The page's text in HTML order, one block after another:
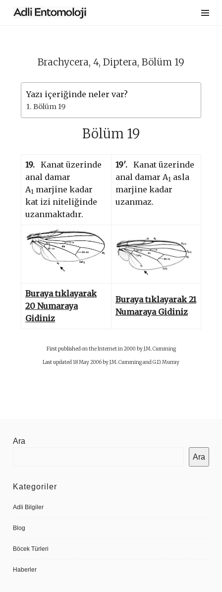
Brachycera, 4, Diptera, Bölüm 19
Yazı içeriğinde neler var?
Bölüm 19
Bölüm 19
19. Kanat üzerinde
anal damar
A1 marjine kadar
kat izi niteliğinde
uzanmaktadır.
19′. Kanat üzerinde
anal damar A1 asla
marjine kadar
uzanmaz.
Buraya tıklayarak
20 Numaraya
Gidiniz
Buraya tıklayarak 21
Numaraya Gidiniz
First published on the Internet in 2000 by J.M. Cumming
Last updated 18 May 2006 by J.M. Cumming and G.D. Murray
Ara
Ara
Kategoriler
Adli Bilgiler
Blog
Böcek Türleri
Haberler